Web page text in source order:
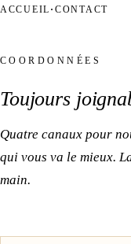
ACCUEIL CONTACT
COORDONNÉES
Toujours
Quatre canaux pour
qui vous va le mieux.
main.